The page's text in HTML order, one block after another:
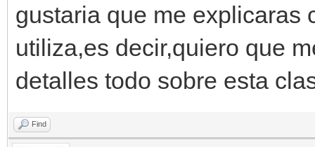
gustaria que me explicaras
utiliza,es decir,quiero que
detalles todo sobre esta
Find